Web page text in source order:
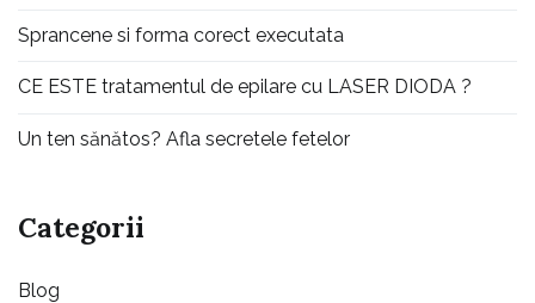
Sprancene si forma corect executata
CE ESTE tratamentul de epilare cu LASER DIODA ?
Un ten sănătos? Afla secretele fetelor
Categorii
Blog